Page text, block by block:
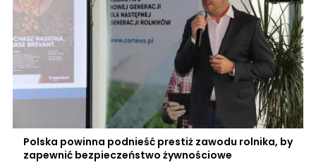
Polska powinna podnieść prestiż zawodu rolnika, by
zapewnić bezpieczeństwo żywnościowe